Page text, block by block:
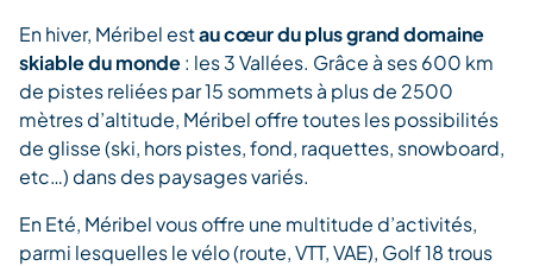
En hiver, Méribel estau cœur du plus grand domaine
skiable du monde: les 3 Vallées. Grâce à ses 600 km
de pistes reliées par 15 sommets à plus de 2500
mètres d’altitude, Méribel offre toutes les possibilités
de glisse (ski, hors pistes, fond, raquettes, snowboard,
etc…) dans des paysages variés.
En Eté, Méribel vous offre une multitude d’activités,
parmi lesquelles le vélo (route, VTT, VAE), Golf 18 trous